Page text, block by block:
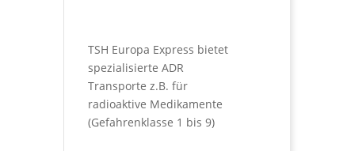
TSH Europa Express bietet
spezialisierte ADR
Transporte z.B. für
radioaktive Medikamente
(Gefahrenklasse 1 bis 9)